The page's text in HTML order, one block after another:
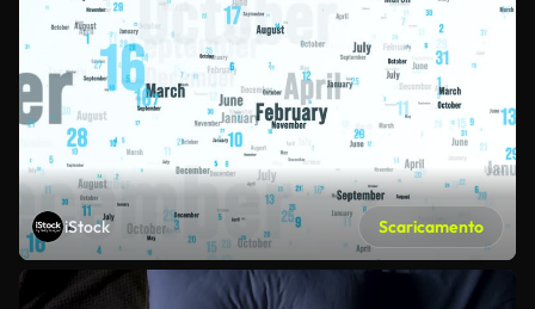
iStock Scaricamento